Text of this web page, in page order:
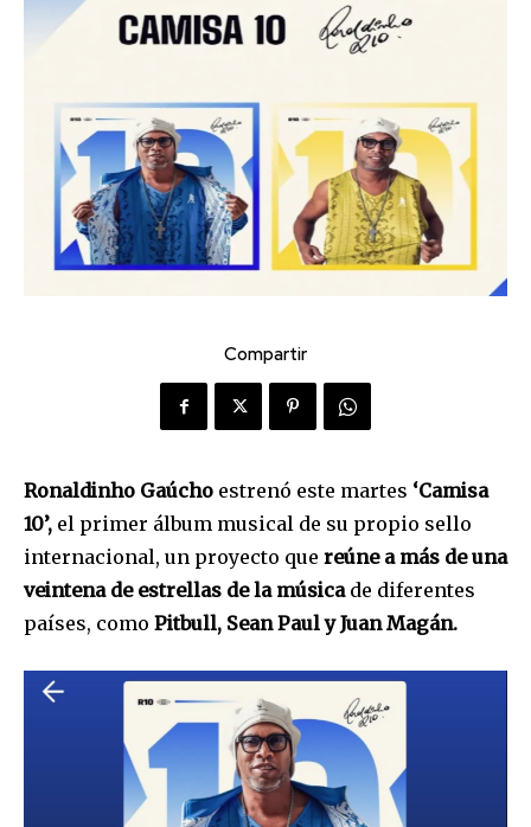
Compartir
Ronaldinho Gaúcho estrenó este martes ‘Camisa
10’, el primer álbum musical de su propio sello
internacional, un proyecto que reúne a más de una
veintena de estrellas de la músicade diferentes
países, como Pitbull, Sean Paul y Juan Magán.